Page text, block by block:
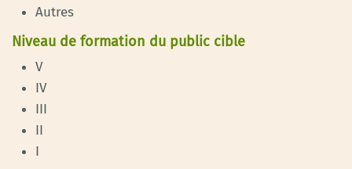
Autres
Niveau de formation du public cible
V
IV
III
II
I